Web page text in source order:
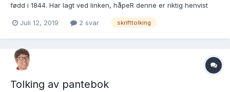
fødd i 1844. Har lagt ved linken, håpeR denne er riktig henvist
fødselsregistre - Møre og Romsdal, 578/L0904: Ministerialbo...
Juli 12, 2019 2 svar skrifttolking
Tolking av pantebok